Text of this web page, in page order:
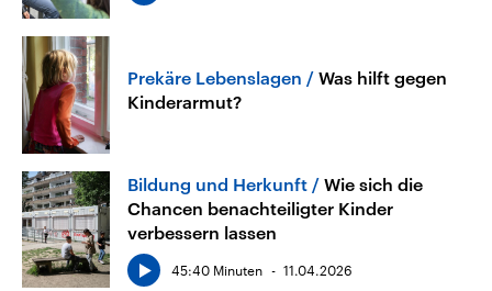
Prekäre Lebenslagen
Was hilft gegen
Kinderarmut?
Bildung und Herkunft
Wie sich die
Chancen benachteiligter Kinder
verbessern lassen
45:40 Minuten 11.04.2026